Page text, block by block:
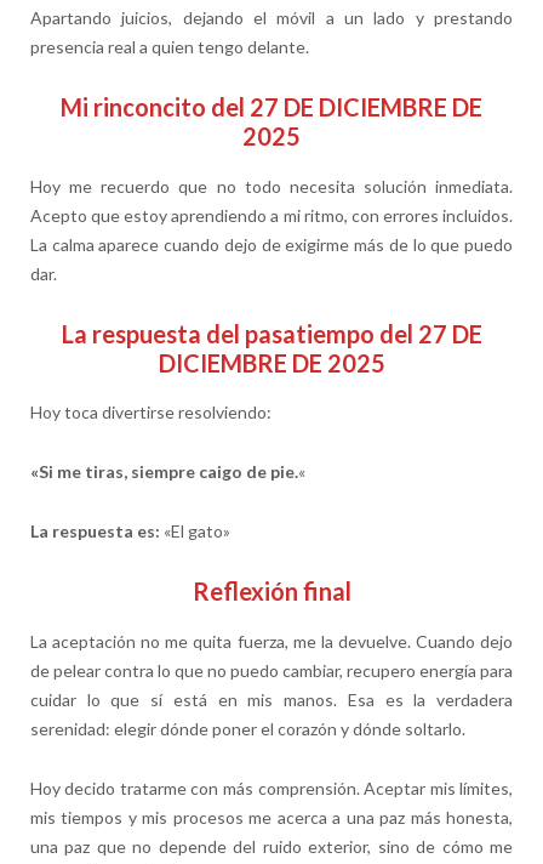
Apartando juicios, dejando el móvil a un lado y prestando
presencia real a quien tengo delante.
Mi rinconcito del 27 DE DICIEMBRE DE
2025
Hoy me recuerdo que no todo necesita solución inmediata.
Acepto que estoy aprendiendo a mi ritmo, con errores incluidos.
La calma aparece cuando dejo de exigirme más de lo que puedo
dar.
La respuesta del pasatiempo del 27 DE
DICIEMBRE DE 2025
Hoy toca divertirse resolviendo:
«Si me tiras, siempre caigo de pie.«
La respuesta es: «El gato»
Reflexión final
La aceptación no me quita fuerza, me la devuelve. Cuando dejo
de pelear contra lo que no puedo cambiar, recupero energía para
cuidar lo que sí está en mis manos. Esa es la verdadera
serenidad: elegir dónde poner el corazón y dónde soltarlo.
Hoy decido tratarme con más comprensión. Aceptar mis límites,
mis tiempos y mis procesos me acerca a una paz más honesta,
una paz que no depende del ruido exterior, sino de cómo me